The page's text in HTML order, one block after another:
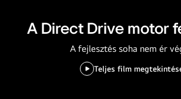
A Direct Drive motor
A fejlesztés soha nem ér
Teljes film